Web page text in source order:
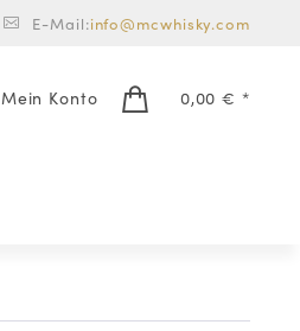
E-Mail:info@mcwhisky.com
Mein Konto 0,00 € *